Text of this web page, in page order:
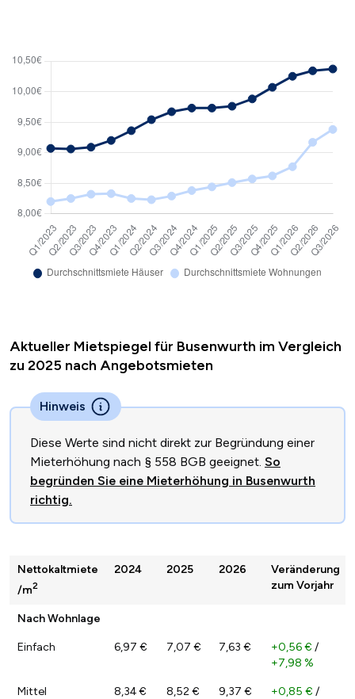
Aktueller Mietspiegel für Busenwurth im Vergleich
zu 2025 nach Angebotsmieten
Hinweis
Diese Werte sind nicht direkt zur Begründung einer
Mieterhöhung nach § 558 BGB geeignet. So
begründen Sie eine Mieterhöhung in Busenwurth
richtig.
Nettokaltmiete
/m2
2024 2025 2026
Veränderung
zum Vorjahr
Nach Wohnlage
Einfach 6,97 € 7,07 € 7,63 € +0,56 € /
+7,98 %
Mittel 8,34 € 8,52 € 9,37 € +0,85 € /